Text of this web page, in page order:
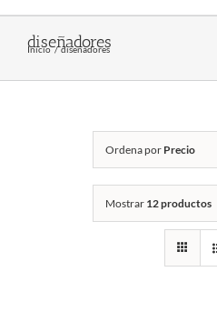
diseñadores
Inicio diseñadores
Ordena por Precio
Mostrar 12 productos